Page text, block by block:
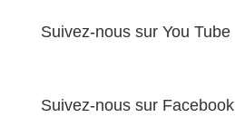
Suivez-nous sur You Tube
Suivez-nous sur Facebook